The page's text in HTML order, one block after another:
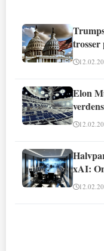
trosser
Elon
xAI: